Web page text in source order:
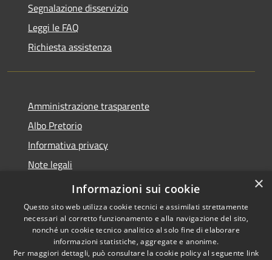
Segnalazione disservizio
Leggi le FAQ
Richiesta assistenza
Amministrazione trasparente
Albo Pretorio
Informativa privacy
Note legali
Dichiarazione di accessibilità
Copyright © 2026 • Comune di
×
Informazioni sui cookie
Questo sito web utilizza cookie tecnici e assimilati strettamente
necessari al corretto funzionamento e alla navigazione del sito,
nonché un cookie tecnico analitico al solo fine di elaborare
informazioni statistiche, aggregate e anonime.
Per maggiori dettagli, può consultare la cookie policy al seguente link